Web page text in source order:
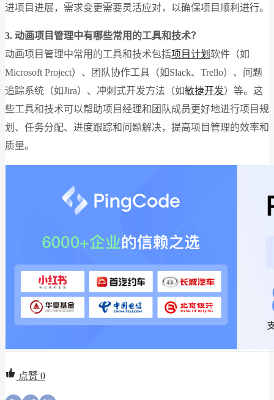
进项目进展，需求变更需要灵活应对，以确保项目顺利进行。
3. 动画项目管理中有哪些常用的工具和技术？
动画项目管理中常用的工具和技术包括项目计划 软件（如
Microsoft Project）、团队协作工具（如Slack、Trello）、问题
追踪系统（如Jira）、冲刺式开发方法（如敏捷开发）等。这
些工具和技术可以帮助项目经理和团队成员更好地进行项目规
划、任务分配、进度跟踪和问题解决，提高项目管理的效率和
质量。
点赞 0